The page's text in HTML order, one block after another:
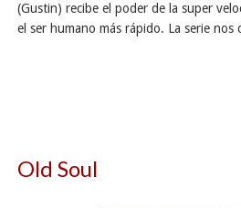
(Gustin) recibe el poder de la super
el ser humano más rápido. La serie nos
Old Soul